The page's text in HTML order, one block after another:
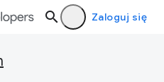
Zaloguj się